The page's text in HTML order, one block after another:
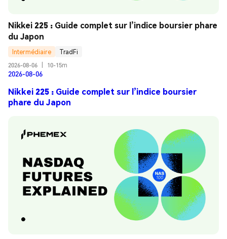
Nikkei 225 : Guide complet sur l’indice boursier phare
du Japon
Intermédiaire
TradFi
2026-08-06
10-15m
2026-08-06
Nikkei 225 : Guide complet sur l’indice boursier
phare du Japon